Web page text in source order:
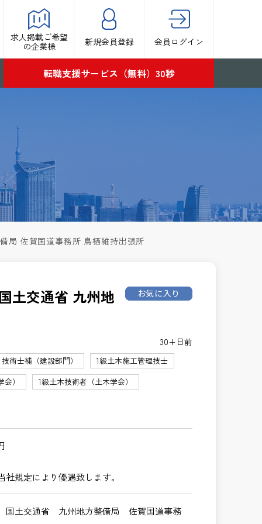
求人掲載ご希望
の企業様
新規会員登録 会員ログイン
転職支援サービス（無料）30秒
局 佐賀国道事務所 鳥栖維持出張所
土交通省 九州地 お気に入り
30+日前
技術士補（建設部門）
1級土木施工管理技士
）
1級土木技術者（土木学会）
規定により優遇致します。
国土交通省 九州地方整備局 佐賀国道事務